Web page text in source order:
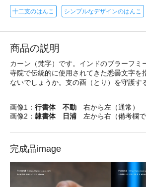
十二支のはんこ シンプルなデザインのはんこ
商品の説明
カーン（梵字）です。インドのブラーフミ
寺院で伝統的に使用されてきた悉曇文字を
ないでしょうか。支の酉（とり）を守護す
画像1： 行書体 不動 右から左（通常）
画像2： 隷書体 日浦 左から右（備考欄で
完成品image